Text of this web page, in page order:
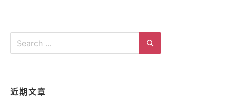
Search
for:
Search
近期文章